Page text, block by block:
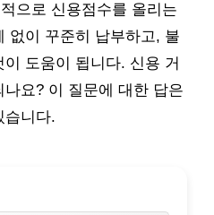
으로 신용점수를 올리는
없이 꾸준히 납부하고, 불
도움이 됩니다. 신용 거
요? 이 질문에 대한 답은
습니다.